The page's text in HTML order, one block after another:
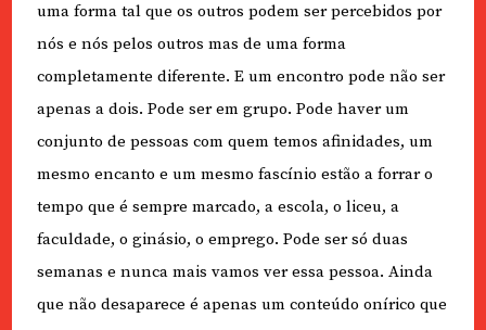
uma forma tal que os outros podem ser percebidos por
nós e nós pelos outros mas de uma forma
completamente diferente. E um encontro pode não ser
apenas a dois. Pode ser em grupo. Pode haver um
conjunto de pessoas com quem temos afinidades, um
mesmo encanto e um mesmo fascínio estão a forrar o
tempo que é sempre marcado, a escola, o liceu, a
faculdade, o ginásio, o emprego. Pode ser só duas
semanas e nunca mais vamos ver essa pessoa. Ainda
que não desaparece é apenas um conteúdo onírico que